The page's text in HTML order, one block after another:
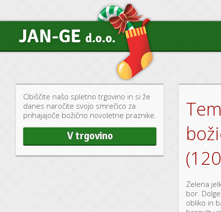
Obiščite našo spletno trgovino in si že
danes naročite svojo smrečico za
prihajajoče božično novoletne praznike.
V trgovino
Zelena
bor.
obliko in